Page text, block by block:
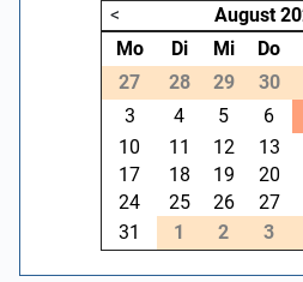
< August
Mo
Di Mi Do
27
28 29 30
3
4 5 6
10
11 12 13
17
18 19 20
24
25 26 27
31
1 2 3